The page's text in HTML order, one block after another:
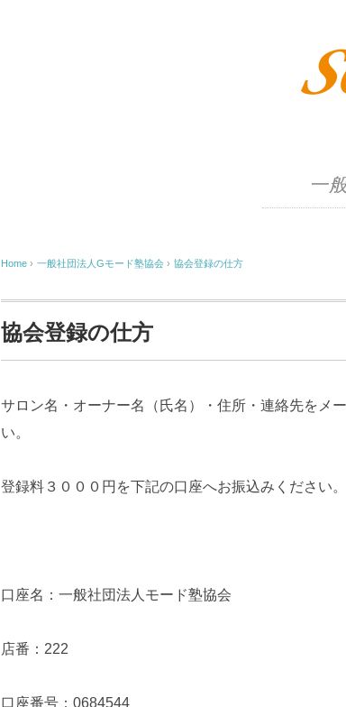
一
Home › 一般社団法人Gモード塾協会 › 協会登録の仕方
協会登録の仕方
サロン名・オーナー名（氏名）・住所・連絡先をメ
い。
登録料３０００円を下記の口座へお振込みください。
口座名：一般社団法人モード塾協会
店番：222
口座番号：0684544